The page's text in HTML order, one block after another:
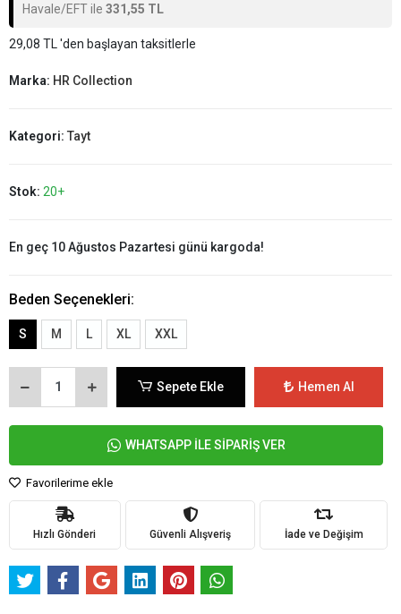
Havale/EFT ile 331,55 TL
29,08 TL 'den başlayan taksitlerle
Marka: HR Collection
Kategori: Tayt
Stok: 20+
En geç 10 Ağustos Pazartesi günü kargoda!
Beden Seçenekleri:
S M L XL XXL
Sepete Ekle Hemen Al
WHATSAPP İLE SİPARİŞ VER
Favorilerime ekle
Hızlı Gönderi Güvenli Alışveriş İade ve Değişim